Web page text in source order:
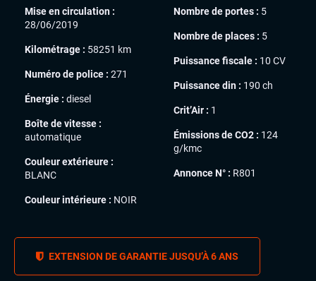
Mise en circulation :
28/06/2019
Kilométrage : 58251 km
Numéro de police : 271
Énergie : diesel
Boîte de vitesse :
automatique
Couleur extérieure :
BLANC
Couleur intérieure : NOIR
Nombre de portes : 5
Nombre de places : 5
Puissance fiscale : 10 CV
Puissance din : 190 ch
Crit’Air : 1
Émissions de CO2 : 124
g/kmc
Annonce N° : R801
EXTENSION DE GARANTIE JUSQU’À 6 ANS